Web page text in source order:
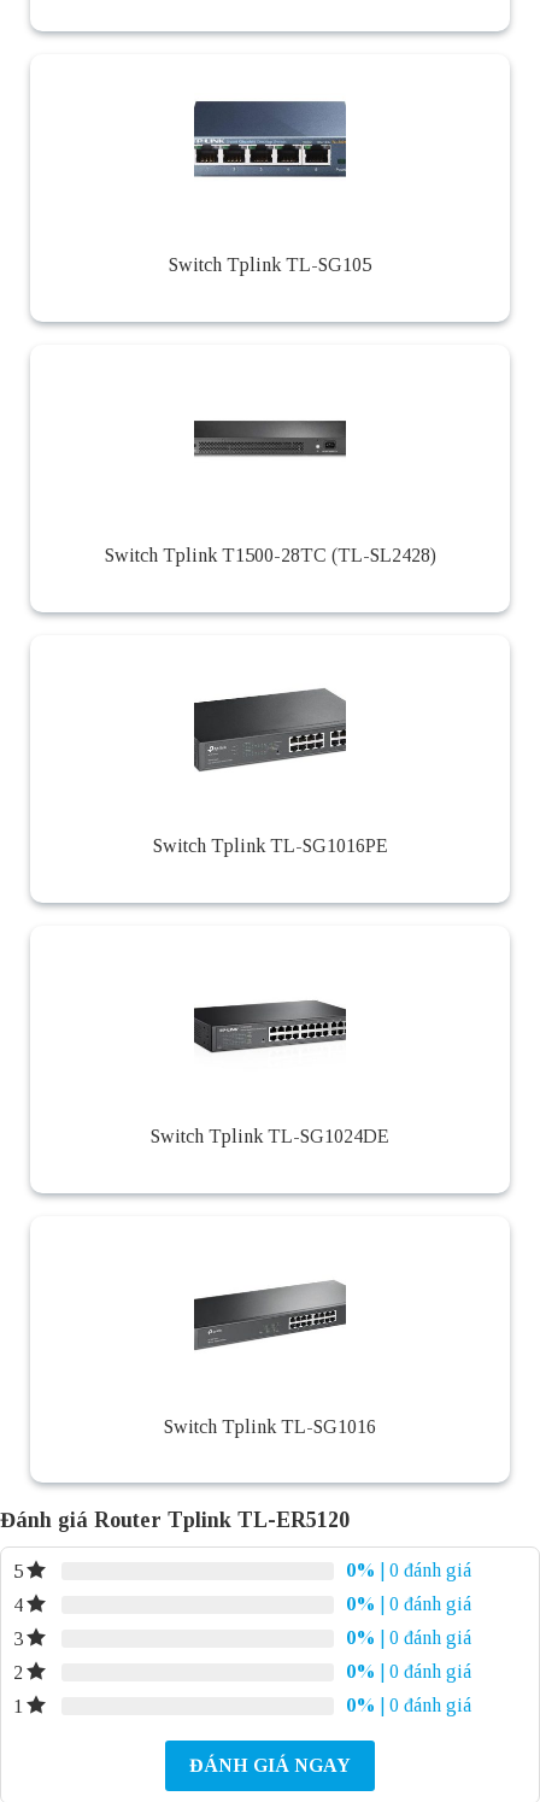
Switch Tplink TL-SG105
Switch Tplink T1500-28TC (TL-SL2428)
Switch Tplink TL-SG1016PE
Switch Tplink TL-SG1024DE
Switch Tplink TL-SG1016
Đánh giá Router Tplink TL-ER5120
5 0%
| 0 đánh giá
4
0%
| 0 đánh giá
3
0%
| 0 đánh giá
2
0%
| 0 đánh giá
1
0% | 0 đánh giá
ĐÁNH GIÁ NGAY